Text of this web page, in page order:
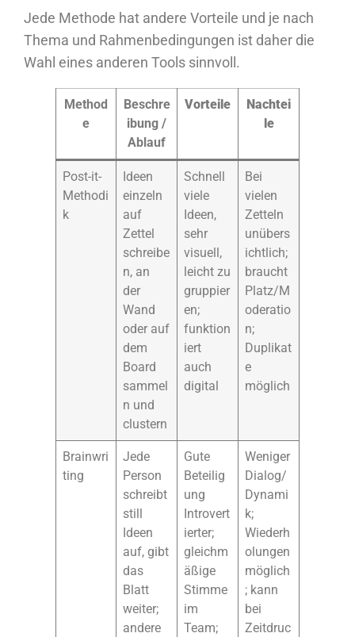
Jede Methode hat andere Vorteile und je nach
Thema und Rahmenbedingungen ist daher die
Wahl eines anderen Tools sinnvoll.
Method
e
Beschre
ibung /
Ablauf
Vorteile
Nachtei
le
Post-it-
Methodi
k
Ideen
einzeln
auf
Zettel
schreibe
n, an
der
Wand
oder auf
dem
Board
sammel
n und
clustern
Schnell
viele
Ideen,
sehr
visuell,
leicht zu
gruppier
en;
funktion
iert
auch
digital
Bei
vielen
Zetteln
unübers
ichtlich;
braucht
Platz/M
oderatio
n;
Duplikat
e
möglich
Brainwri
ting
Jede
Person
schreibt
still
Ideen
auf, gibt
das
Blatt
weiter;
andere
Gute
Beteilig
ung
Introvert
ierter;
gleichm
äßige
Stimme
im
Team;
Weniger
Dialog/
Dynami
k;
Wiederh
olungen
möglich
; kann
bei
Zeitdruc